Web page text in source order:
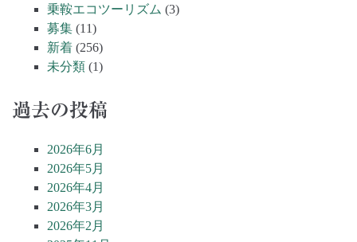
乗鞍エコツーリズム (3)
募集 (11)
新着 (256)
未分類 (1)
過去の投稿
2026年6月
2026年5月
2026年4月
2026年3月
2026年2月